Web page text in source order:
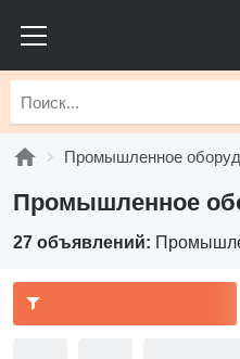
Промышленное
Промышленное
27 объявлений: